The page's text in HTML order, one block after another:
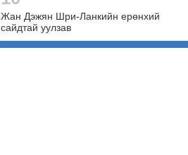
Жан Дэжян Шри-Ланкийн ерөнхий
сайдтай уулзав